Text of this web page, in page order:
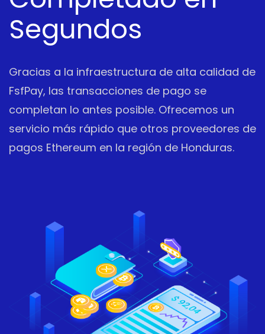
Segundos
Gracias a la infraestructura de alta calidad de
FsfPay, las transacciones de pago se
completan lo antes posible. Ofrecemos un
servicio más rápido que otros proveedores de
pagos Ethereum en la región de Honduras.